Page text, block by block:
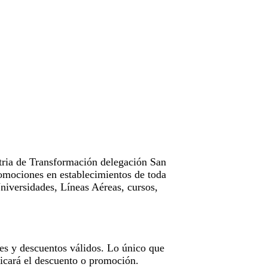
de Transformación delegación San
en establecimientos de toda
Líneas Aéreas, cursos,
y descuentos válidos. Lo único que
el descuento o promoción.